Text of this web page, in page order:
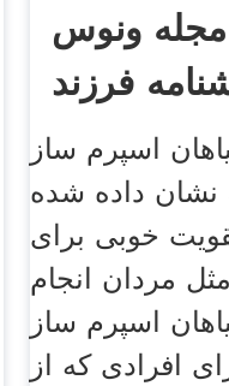
ونوس
فرزند
اسپرم ساز
نشان داده شده
خوبی برای
مردان انجام
اسپرم ساز
افرادی که از